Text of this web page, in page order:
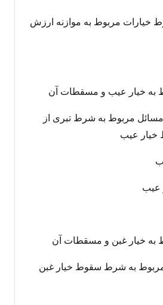
خیارات مربوط به موازنه ارزش
به خیار عیب و مسقطات آن
مربوط به شرط تبری از
عیب
به خیار غبن و مسقطات آن
مربوط به شرط سقوط خیار غبن